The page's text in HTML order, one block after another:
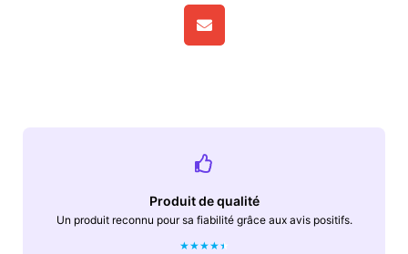
Produit de qualité
Un produit reconnu pour sa fiabilité grâce aux avis positifs.
★★★★★